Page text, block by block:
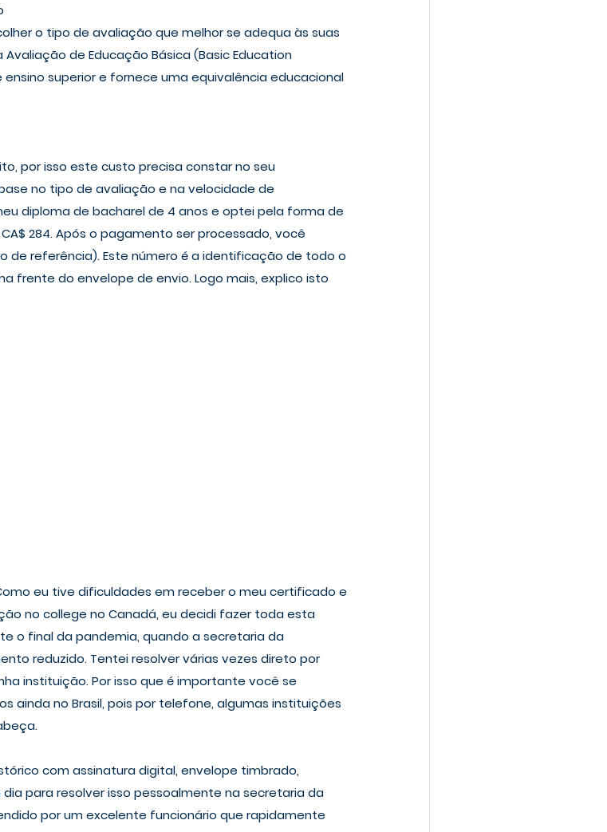
o tipo de avaliação que melhor se adequa às suas
de Educação Básica (Basic Education
superior e fornece uma equivalência educacional
por isso este custo precisa constar no seu
no tipo de avaliação e na velocidade de
diploma de bacharel de 4 anos e optei pela forma de
284. Após o pagamento ser processado, você
de referência). Este número é a identificação de todo o
frente do envelope de envio. Logo mais, explico isto
eu tive dificuldades em receber o meu certificado e
no college no Canadá, eu decidi fazer toda esta
o final da pandemia, quando a secretaria da
reduzido. Tentei resolver várias vezes direto por
instituição. Por isso que é importante você se
ainda no Brasil, pois por telefone, algumas instituições
com assinatura digital, envelope timbrado,
para resolver isso pessoalmente na secretaria da
por um excelente funcionário que rapidamente